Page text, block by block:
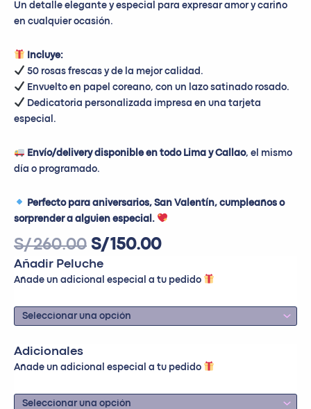
Un detalle elegante y especial para expresar amor y cariño
en cualquier ocasión.
Incluye:
50 rosas frescas y de la mejor calidad.
Envuelto en papel coreano, con un lazo satinado rosado.
Dedicatoria personalizada impresa en una tarjeta
especial.
Envío/delivery disponible en todo Lima y Callao, el mismo
día o programado.
Perfecto para aniversarios, San Valentín, cumpleaños o
sorprender a alguien especial.
S/260.00 S/150.00
Añadir Peluche
Añade un adicional especial a tu pedido
Adicionales
Añade un adicional especial a tu pedido